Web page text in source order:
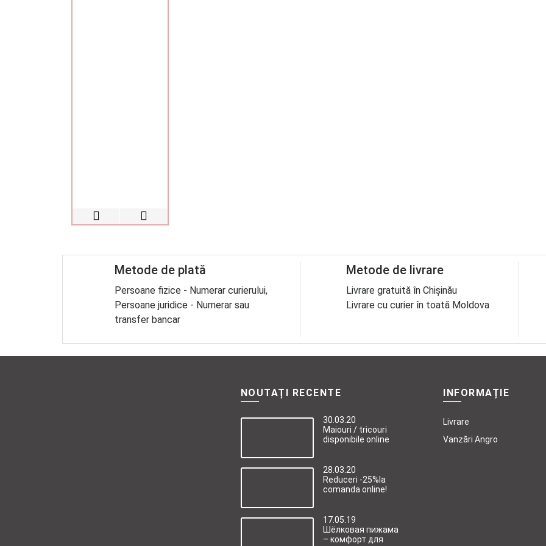
Metode de plată
Persoane fizice - Numerar curierului,
Persoane juridice - Numerar sau
transfer bancar
Metode de livrare
Livrare gratuită în Chișinău
Livrare cu curier în toată Moldova
NOUTAȚI RECENTE
30.03.20
Maiouri / tricouri
disponibile online
28.03.20
Reduceri -25%la
comanda online!
17.05.19
Шёлковая пижама
– комфорт для
INFORMAȚIE
Livrare
Vanzări Angro